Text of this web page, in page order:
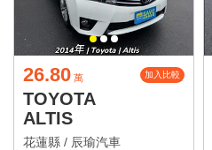
26.80 萬 加入比較
TOYOTA
ALTIS
花蓮縣 / 辰瑜汽車